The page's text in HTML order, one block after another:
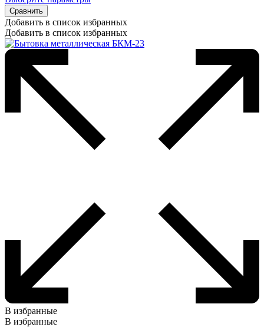
Сравнить
Добавить в список избранных
Добавить в список избранных
В избранные
В избранные